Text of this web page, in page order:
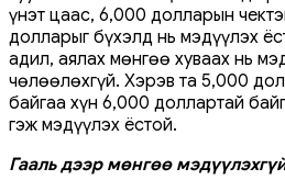
үнэт цаас, 6,000 долларын
долларыг бүхэлд нь мэдүүлэх
адил, аялах мөнгөө хуваах нь
чөлөөлөхгүй. Хэрэв та 5,000
байгаа хүн 6,000 доллартай
гэж мэдүүлэх ёстой.
Гааль дээр мөнгөө